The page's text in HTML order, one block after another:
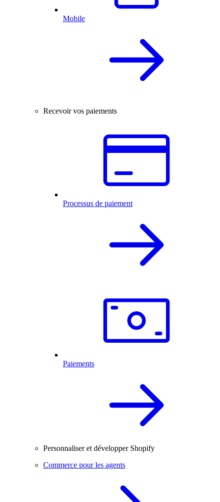
Mobile
Recevoir vos paiements
Processus de paiement
Paiements
Personnaliser et développer Shopify
Commerce pour les agents